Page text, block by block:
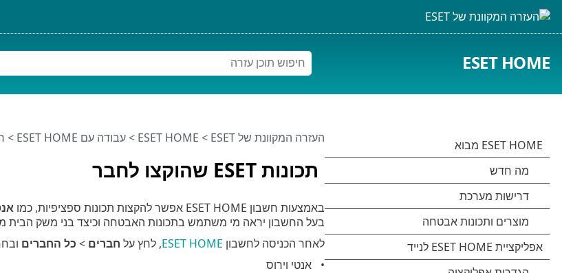
ESET HOME
תכונות ESET שהוקצו לחבר
העזרה המקוונת של ESET >
ESET HOME
>עבודה עם ESET HOME >
באמצעות חשבון ESET HOME אפשר להקצות תכונות ספציפיות, כמו
בעל החשבון יראה מי משתמש בתכונות האבטחה וכיצד בני משק הבית
לאחר הכניסה לחשבון ESET HOME, לחץ על חברים > כל החברים
אנטי וירוס